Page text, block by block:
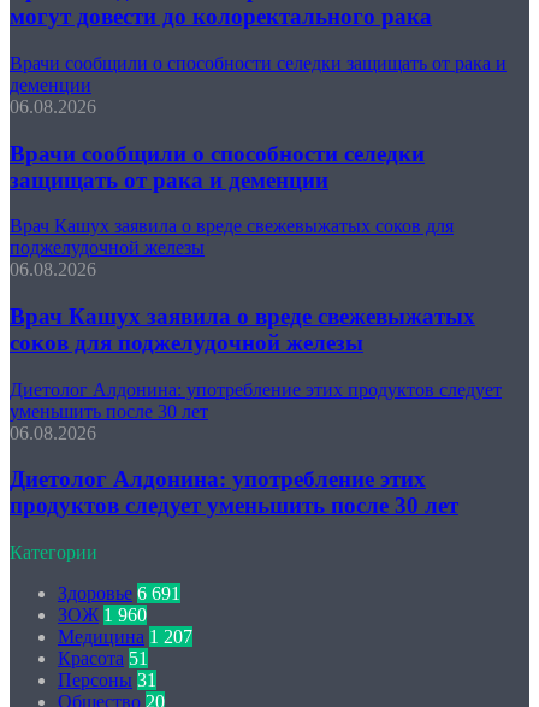
могут довести до колоректального рака
Врачи сообщили о способности селедки защищать от рака и
деменции
06.08.2026
Врачи сообщили о способности селедки
защищать от рака и деменции
Врач Кашух заявила о вреде свежевыжатых соков для
поджелудочной железы
06.08.2026
Врач Кашух заявила о вреде свежевыжатых
соков для поджелудочной железы
Диетолог Алдонина: употребление этих продуктов следует
уменьшить после 30 лет
06.08.2026
Диетолог Алдонина: употребление этих
продуктов следует уменьшить после 30 лет
Категории
Здоровье 6 691
ЗОЖ 1 960
Медицина 1 207
Красота 51
Персоны 31
Общество 20